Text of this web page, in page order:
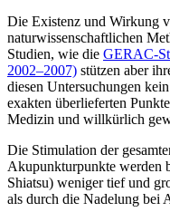
Die Existenz und Wirkung
naturwissenschaftlichen
Studien, wie die GERAC-
2002–2007) stützen aber
diesen Untersuchungen
exakten überlieferten
Medizin und willkürlich
Die Stimulation der
Akupunkturpunkte werden
Shiatsu) weniger tief und
als durch die Nadelung bei